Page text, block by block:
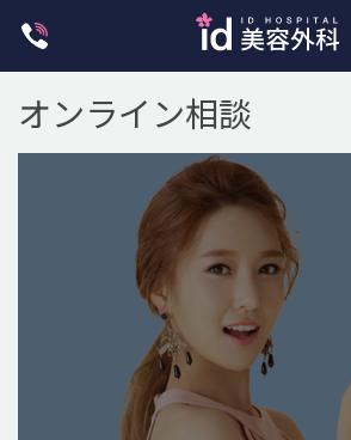
オンライン相談